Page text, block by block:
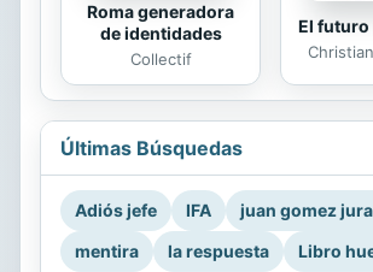
Roma generadora
de identidades
Collectif
El
Últimas Búsquedas
Adiós jefe IFA
juan gomez
mentira
la respuesta Libro